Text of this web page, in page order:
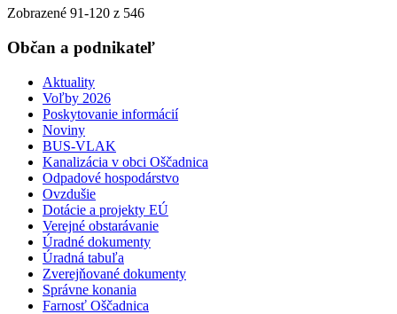
Zobrazené 91-120 z 546
Občan a podnikateľ
Aktuality
Voľby 2026
Poskytovanie informácií
Noviny
BUS-VLAK
Kanalizácia v obci Oščadnica
Odpadové hospodárstvo
Ovzdušie
Dotácie a projekty EÚ
Verejné obstarávanie
Úradné dokumenty
Úradná tabuľa
Zverejňované dokumenty
Správne konania
Farnosť Oščadnica